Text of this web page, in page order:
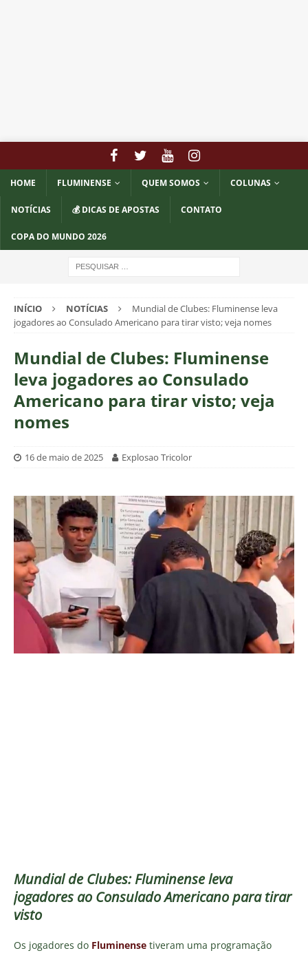
HOME FLUMINENSE QUEM SOMOS COLUNAS
NOTÍCIAS 💰 DICAS DE APOSTAS CONTATO
COPA DO MUNDO 2026
INÍCIO NOTÍCIAS
Mundial de Clubes: Fluminense leva
jogadores ao Consulado Americano para tirar visto; veja nomes
Mundial de Clubes: Fluminense
leva jogadores ao Consulado
Americano para tirar visto; veja
nomes
16 de maio de 2025 Explosao Tricolor
Mundial de Clubes: Fluminense leva
jogadores ao Consulado Americano para tirar
visto
Os jogadores do Fluminense tiveram uma programação